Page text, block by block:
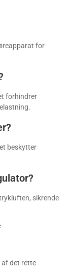
for
forhindrer
beskytter
sikrende
det rette